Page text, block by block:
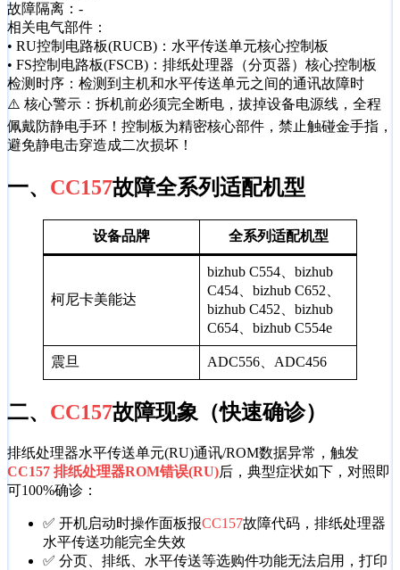
故障隔离：-
相关电气部件：
• RU控制电路板(RUCB)：水平传送单元核心控制板
• FS控制电路板(FSCB)：排纸处理器（分页器）核心控制板
检测时序：检测到主机和水平传送单元之间的通讯故障时
⚠️ 核心警示：拆机前必须完全断电，拔掉设备电源线，全程
佩戴防静电手环！控制板为精密核心部件，禁止触碰金手指，
避免静电击穿造成二次损坏！
一、 CC157故障全系列适配机型
设备品牌 全系列适配机型
柯尼卡美能达
bizhub C554、bizhub
C454、bizhub C652、
bizhub C452、bizhub
C654、bizhub C554e
震旦 ADC556、ADC456
二、 CC157故障现象（快速确诊）
排纸处理器水平传送单元(RU)通讯/ROM数据异常，触发
CC157 排纸处理器ROM错误(RU)后，典型症状如下，对照即
可100%确诊：
✅ 开机启动时操作面板报CC157故障代码，排纸处理器
水平传送功能完全失效
✅ 分页、排纸、水平传送等选购件功能无法启用，打印